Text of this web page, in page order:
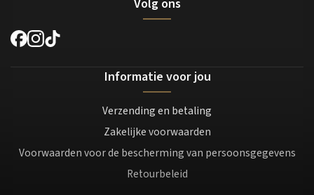
Informatie voor jou
Verzending en betaling
Zakelijke voorwaarden
Voorwaarden voor de bescherming van persoonsgegevens
Retourbeleid